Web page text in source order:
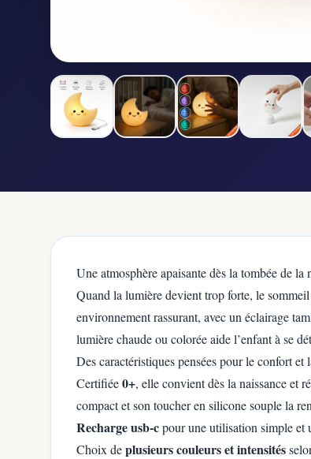
Une atmosphère apaisante dès la tombée de la
Quand la lumière devient trop forte, le
environnement rassurant, avec un éclairage
lumière chaude ou colorée aide l’enfant à se
Des caractéristiques pensées pour le confort et
Certifiée0+, elle convient dès la naissance et
compact et son toucher en silicone souple la
Recharge usb-cpour une utilisation simple et
Choix deplusieurs couleurs et intensités